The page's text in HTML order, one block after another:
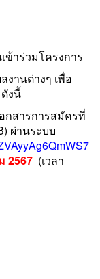
ข้าร่วมโครงการ
งานต่างๆ เพื่อ
งนี้
กสารการสมัครที่
ผ่านระบบ
2567 (เวลา